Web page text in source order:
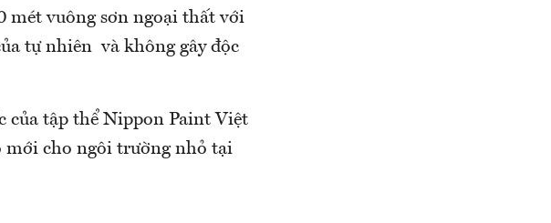
mét vuông sơn ngoại thất với
tự nhiên và không gây độc
của tập thể Nippon Paint Việt
mới cho ngôi trường nhỏ tại